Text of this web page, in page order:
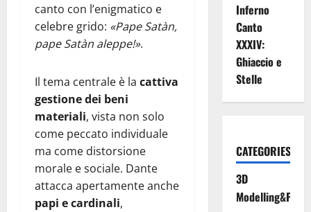
canto con l’enigmatico e
celebre grido: «Pape Satàn,
pape Satàn aleppe!».
Il tema centrale è la cattiva
gestione dei beni
materiali, vista non solo
come peccato individuale
ma come distorsione
morale e sociale. Dante
attacca apertamente anche
papi e cardinali,
Inferno
Canto
XXXIV:
Ghiaccio e
Stelle
CATEGORIES
3D